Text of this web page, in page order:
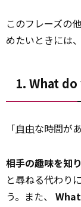
このフレーズの
めたいときには、
1. What
「自由な時間が
相手の趣味を知
と尋ねる代わり
う。また、